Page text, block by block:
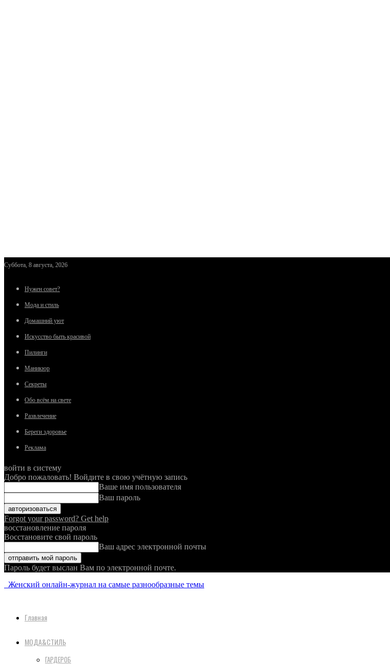
Суббота, 8 августа, 2026
Нужен совет?
Мода и стиль
Домашний уют
Искусство быть красивой
Пилинги
Маникюр
Секреты
Обо всём на свете
Развлечение
Береги здоровье
Реклама
войти в систему
Добро пожаловать! Войдите в свою учётную запись
Ваше имя пользователя
Ваш пароль
Forgot your password? Get help
восстановление пароля
Восстановите свой пароль
Ваш адрес электронной почты
Пароль будет выслан Вам по электронной почте.
Женский онлайн-журнал на самые разнообразные темы
Главная
МОДА&СТИЛЬ
ГАРДЕРОБ